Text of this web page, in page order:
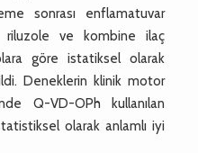
sonrası enflamatuvar
ve kombine ilaç
göre istatiksel olarak
Deneklerin klinik motor
Q-VD-OPh kullanılan
olarak anlamlı iyi